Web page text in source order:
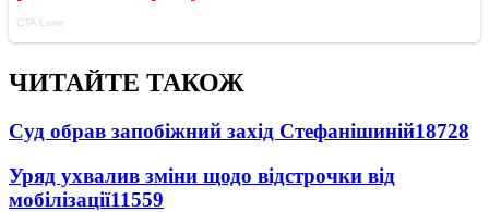
ЧИТАЙТЕ ТАКОЖ
Суд обрав запобіжний захід Стефанішиній18728
Уряд ухвалив зміни щодо відстрочки від
мобілізації11559